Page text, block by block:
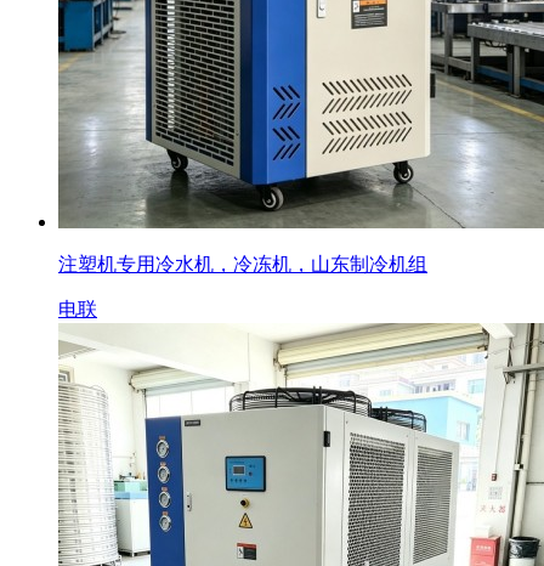
注塑机专用冷水机，冷冻机，山东制冷机组
电联